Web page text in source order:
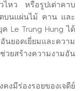
หว หรือรูปเต่าคาบ
บนแผ่นไม้ คาน และ
Le Trung Hung ได้
นยอดเยี่ยมและความ
ยสร้างความงามอัน
มีร่องรอยของเจดีย์